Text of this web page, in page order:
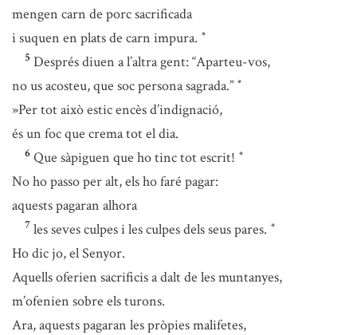
mengen carn de porc sacrificada
i suquen en plats de carn impura. *
5 Després diuen a l’altra gent: “Aparteu-vos,
no us acosteu, que soc persona sagrada.” *
»Per tot això estic encès d’indignació,
és un foc que crema tot el dia.
6 Que sàpiguen que ho tinc tot escrit! *
No ho passo per alt, els ho faré pagar:
aquests pagaran alhora
7 les seves culpes i les culpes dels seus pares. *
Ho dic jo, el Senyor.
Aquells oferien sacrificis a dalt de les muntanyes,
m’ofenien sobre els turons.
Ara, aquests pagaran les pròpies malifetes,